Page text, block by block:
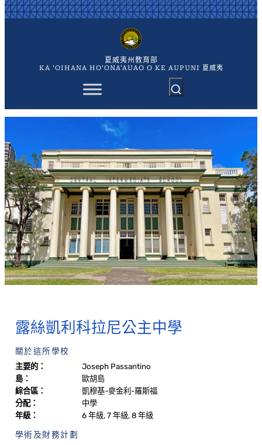
跳
至
夏威夷州教育部
KA 'OIHANA HO'ONA'AUAO O KE AUPUNI 夏威夷
露絲凱利科拉尼公主中學
關於這所學校
主要的：
Joseph Passantino
島：
歐胡島
綜合區：
凱穆基-麥金利-羅斯福
分配：
中學
年級：
6 年級, 7 年級, 8 年級
學術及財務計劃